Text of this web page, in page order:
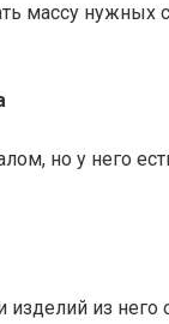
массу нужных
но у него
из него